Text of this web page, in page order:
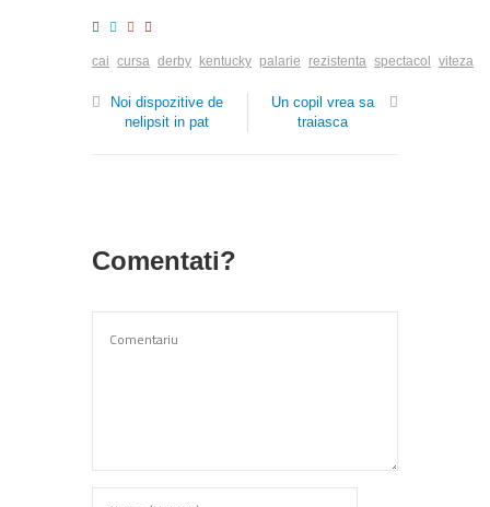
cai cursa derby kentucky palarie rezistenta spectacol viteza
Noi dispozitive de
nelipsit in pat
Un copil vrea sa
traiasca
Comentati?